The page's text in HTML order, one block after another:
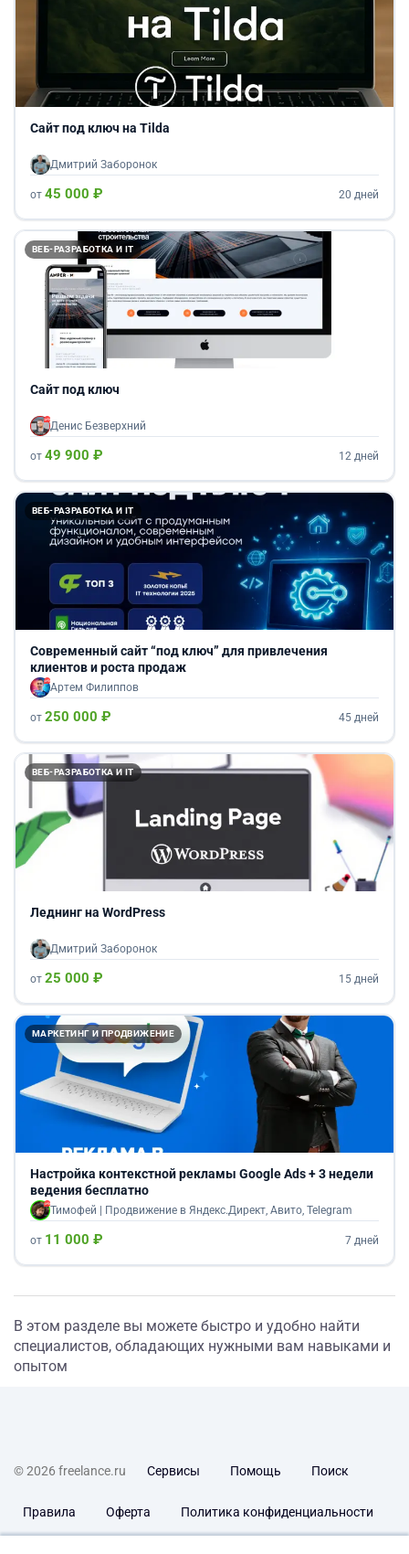
Сайт под ключ на Tilda
Дмитрий Заборонок
от 45 000 ₽ 20 дней
ВЕБ-РАЗРАБОТКА И IT
Сайт под ключ
Денис Безверхний
от 49 900 ₽ 12 дней
ВЕБ-РАЗРАБОТКА И IT
Современный сайт “под ключ” для привлечения
клиентов и роста продаж
Артем Филиппов
от 250 000 ₽ 45 дней
ВЕБ-РАЗРАБОТКА И IT
Леднинг на WordPress
Дмитрий Заборонок
от 25 000 ₽ 15 дней
МАРКЕТИНГ И ПРОДВИЖЕНИЕ
Настройка контекстной рекламы Google Ads + 3 недели
ведения бесплатно
Тимофей | Продвижение в Яндекс.Директ, Авито, Telegram
от 11 000 ₽ 7 дней
В этом разделе вы можете быстро и удобно найти
специалистов, обладающих нужными вам навыками и
опытом
© 2026 freelance.ru Сервисы Помощь Поиск
Правила Оферта Политика конфиденциальности